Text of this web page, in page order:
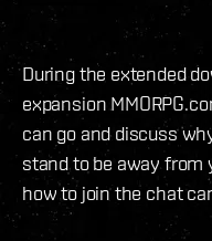
During the extended
expansion
can go and discuss
stand to be away from
how to join the chat